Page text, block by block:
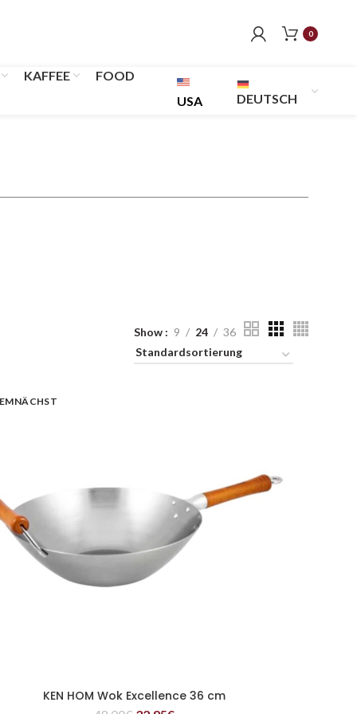
0
KAFFEE FOOD
USA DEUTSCH
Show 9 24 36
WEITERLESEN
KEN HOM Wok Excellence 36 cm